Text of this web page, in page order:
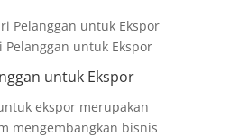
Pelanggan untuk Ekspor
untuk Ekspor
ekspor merupakan
mengembangkan bisnis